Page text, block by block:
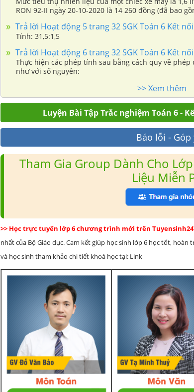
RON 92-II ngày 20-10-2020 là 14 260 đồng (đã bao
Trả lời Hoạt động 5 trang 32 SGK Toán 6 Kết
Tính: 31,5:1,5
Trả lời Hoạt động 6 trang 32 SGK Toán 6 Kết
Thực hiện các phép tính sau bằng cách quy về
như với số nguyên:
>> Xem thêm
Luyện Bài Tập Trắc nghiệm Toán 6 -
Báo lỗi - Góp
Tham Gia Group Dành Cho
Liệu Miễn
>> Học trực tuyến lớp 6 chương trình mới trên
nhất của Bộ Giáo dục. Cam kết giúp học sinh lớp 6 học tốt,
và học sinh tham khảo chi tiết khoá học tại: Link